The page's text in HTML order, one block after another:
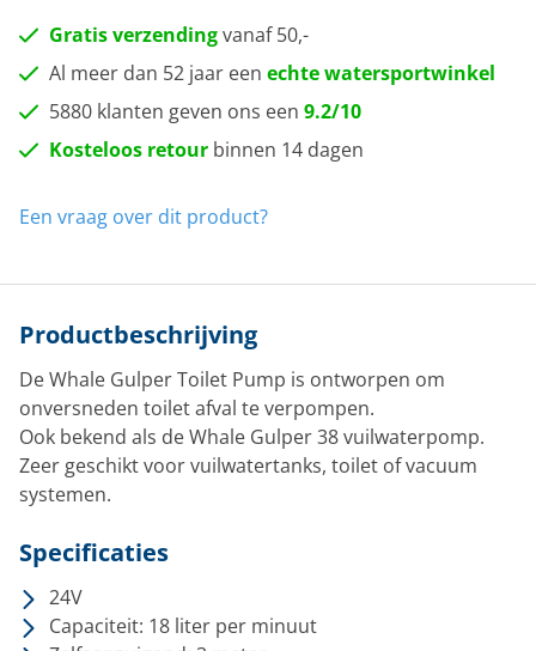
Gratis verzendingvanaf 50,-
Al meer dan 52 jaar een echte watersportwinkel
5880 klanten geven ons een 9.2/10
Kosteloos retour binnen 14 dagen
Een vraag over dit product?
Productbeschrijving
De Whale Gulper Toilet Pump is ontworpen om
onversneden toilet afval te verpompen.
Ook bekend als de Whale Gulper 38 vuilwaterpomp.
Zeer geschikt voor vuilwatertanks, toilet of vacuum
systemen.
Specificaties
24V
Capaciteit: 18 liter per minuut